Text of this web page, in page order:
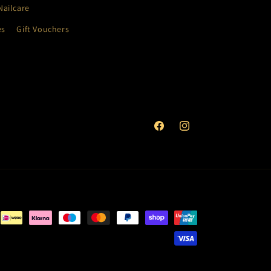
Gift Vouchers
FacebookInstagram